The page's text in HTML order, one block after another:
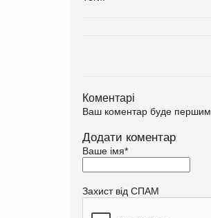
Коментарі
Ваш коментар буде першим.
Додати коментар
Ваше імя*
Захист від СПАМ